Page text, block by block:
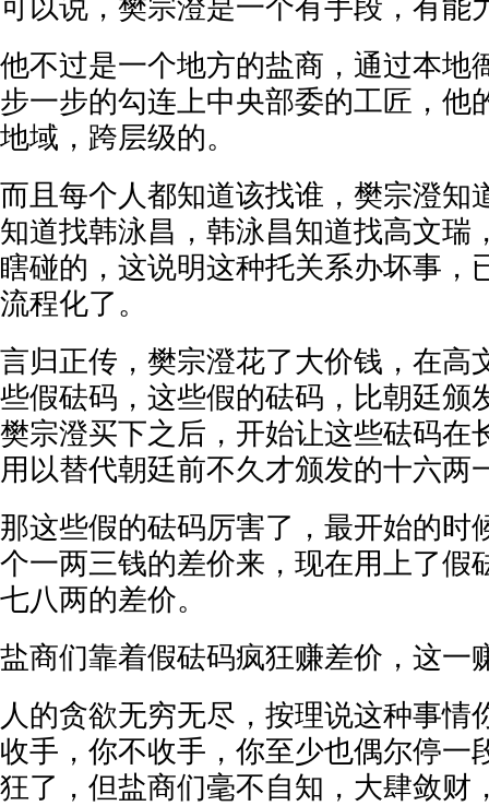
可以说，樊宗澄是一个有手段，有能
他不过是一个地方的盐商，通过本地
步一步的勾连上中央部委的工匠，他
地域，跨层级的。
而且每个人都知道该找谁，樊宗澄知
知道找韩泳昌，韩泳昌知道找高文瑞
瞎碰的，这说明这种托关系办坏事，
流程化了。
言归正传，樊宗澄花了大价钱，在高
些假砝码，这些假的砝码，比朝廷颁
樊宗澄买下之后，开始让这些砝码在
用以替代朝廷前不久才颁发的十六两
那这些假的砝码厉害了，最开始的时
个一两三钱的差价来，现在用上了假
七八两的差价。
盐商们靠着假砝码疯狂赚差价，这一
人的贪欲无穷无尽，按理说这种事情
收手，你不收手，你至少也偶尔停一
狂了，但盐商们毫不自知，大肆敛财